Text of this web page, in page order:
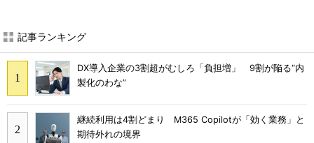
記事ランキング
DX導入企業の3割超がむしろ「負担増」 9割が陥る“内
製化のわな”
継続利用は4割どまり M365 Copilotが「効く業務」と
期待外れの境界